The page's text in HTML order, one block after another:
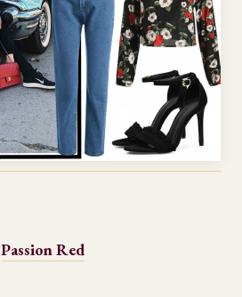
Passion Red